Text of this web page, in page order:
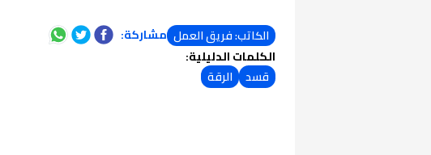
الكاتب: فريق العمل مشاركة:
الكلمات الدليلية:
قسد
الرقة